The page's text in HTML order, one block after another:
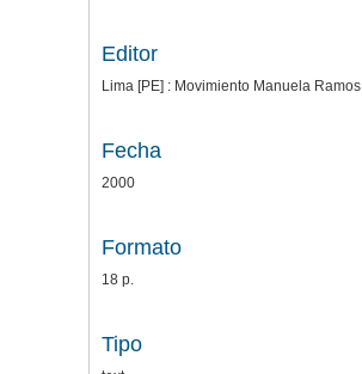
Editor
Lima [PE] : Movimiento Manuela Ramos
Fecha
2000
Formato
18 p.
Tipo